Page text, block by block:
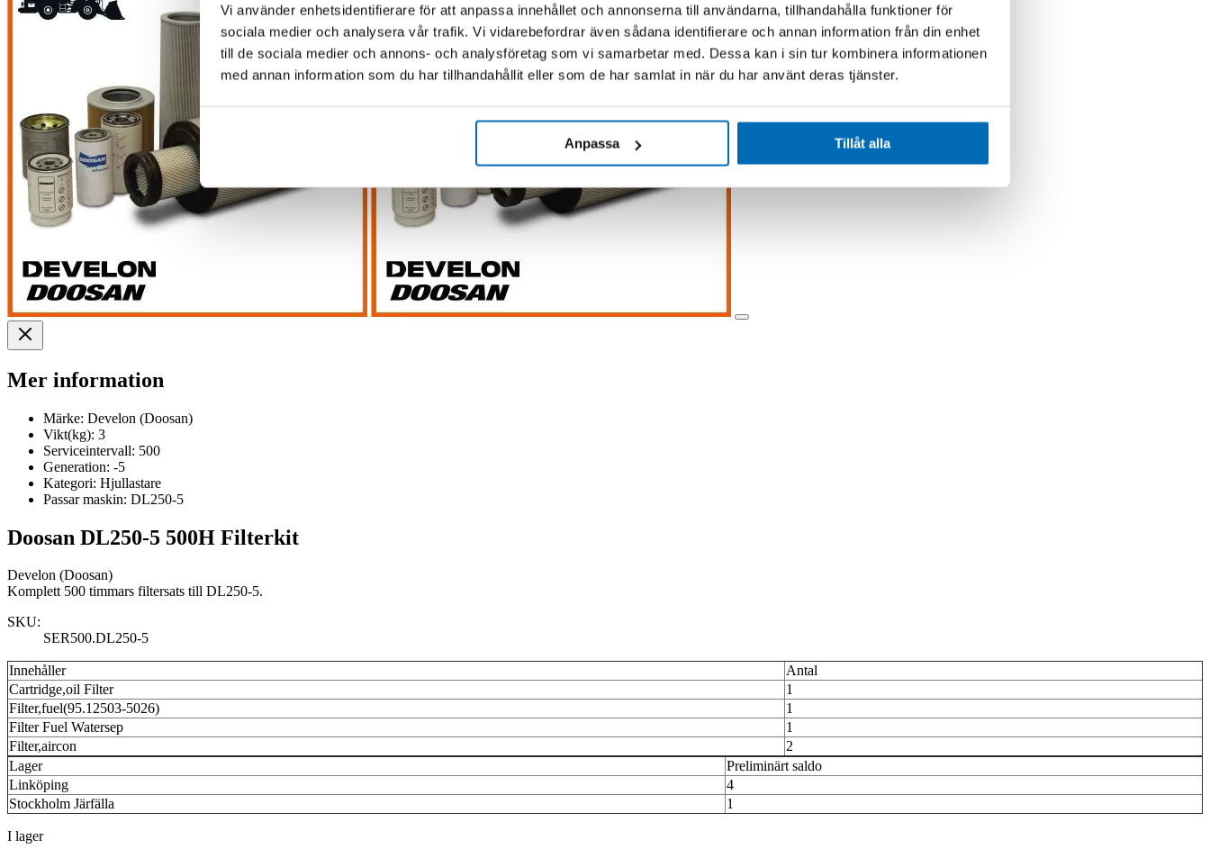
Vi använder enhetsidentifierare för att anpassa innehållet och annonserna till användarna, tillhandahålla funktioner för
sociala medier och analysera vår trafik. Vi vidarebefordrar även sådana identifierare och annan information från din enhet
till de sociala medier och annons- och analysföretag som vi samarbetar med. Dessa kan i sin tur kombinera informationen
med annan information som du har tillhandahållit eller som de har samlat in när du har använt deras tjänster.
Anpassa Tillåt alla
Mer information
Märke: Develon (Doosan)
Vikt(kg): 3
Serviceintervall: 500
Generation: -5
Kategori: Hjullastare
Passar maskin: DL250-5
Doosan DL250-5 500H Filterkit
Develon (Doosan)
Komplett 500 timmars filtersats till DL250-5.
SKU:
SER500.DL250-5
Innehåller
Antal
Cartridge,oil Filter
1
Filter,fuel(95.12503-5026)
1
Filter Fuel Watersep
1
Filter,aircon
2
Lager
Preliminärt saldo
Linköping
4
Stockholm Järfälla
1
I lager